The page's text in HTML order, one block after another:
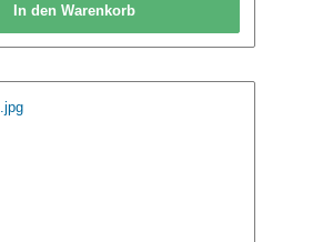
In den Warenkorb